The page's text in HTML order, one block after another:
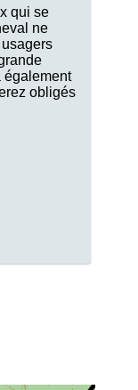
qui se
ne
également
obligés